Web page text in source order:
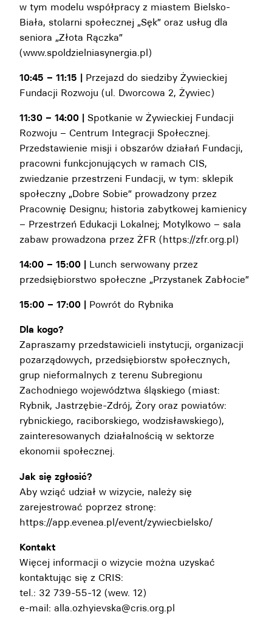
w tym modelu współpracy z miastem Bielsko-
Biała, stolarni społecznej „Sęk” oraz usług dla
seniora „Złota Rączka”
(www.spoldzielniasynergia.pl)
10:45 – 11:15 | Przejazd do siedziby Żywieckiej
Fundacji Rozwoju (ul. Dworcowa 2, Żywiec)
11:30 – 14:00 | Spotkanie w Żywieckiej Fundacji
Rozwoju – Centrum Integracji Społecznej.
Przedstawienie misji i obszarów działań Fundacji,
pracowni funkcjonujących w ramach CIS,
zwiedzanie przestrzeni Fundacji, w tym: sklepik
społeczny „Dobre Sobie” prowadzony przez
Pracownię Designu; historia zabytkowej kamienicy
– Przestrzeń Edukacji Lokalnej; Motylkowo – sala
zabaw prowadzona przez ŻFR (https://zfr.org.pl)
14:00 – 15:00 |
Lunch serwowany przez
przedsiębiorstwo społeczne „Przystanek Zabłocie”
15:00 – 17:00 | Powrót do Rybnika
Dla kogo?
Zapraszamy przedstawicieli instytucji, organizacji
pozarządowych, przedsiębiorstw społecznych,
grup nieformalnych z terenu Subregionu
Zachodniego województwa śląskiego (miast:
Rybnik, Jastrzębie-Zdrój, Żory oraz powiatów:
rybnickiego, raciborskiego, wodzisławskiego),
zainteresowanych działalnością w sektorze
ekonomii społecznej.
Jak się zgłosić?
Aby wziąć udział w wizycie, należy się
zarejestrować poprzez stronę:
https://app.evenea.pl/event/zywiecbielsko/
Kontakt
Więcej informacji o wizycie można uzyskać
kontaktując się z CRIS:
tel.: 32 739-55-12 (wew. 12)
e-mail: alla.ozhyievska@cris.org.pl